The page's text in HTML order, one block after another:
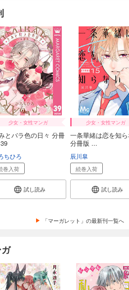
少女・女性マンガ
とバラ色の日々 分冊
ちひろ
巻入荷
試し読み
少女・女性マンガ
一条華緒は恋を知
分冊版 ...
辰川皐
続巻入荷
試し読み
「マーガレット」の最新刊一覧へ